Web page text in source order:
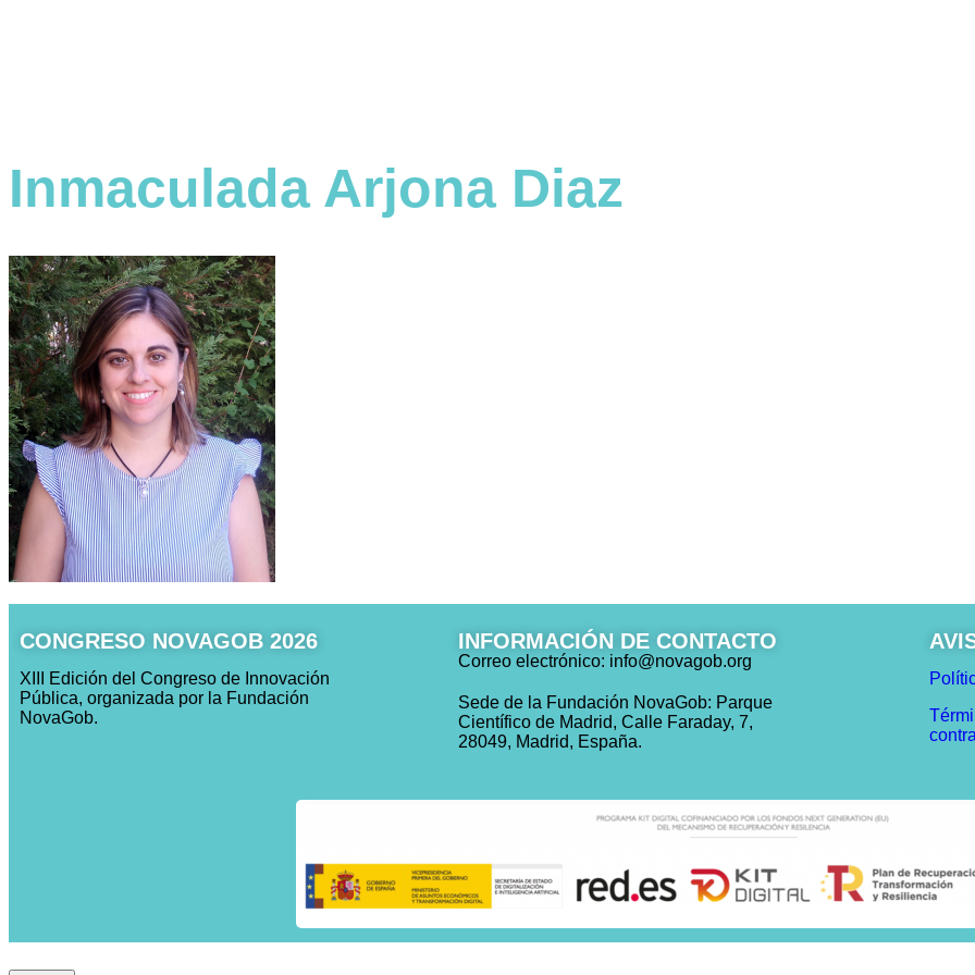
Inmaculada Arjona Diaz
CONGRESO NOVAGOB 2026
XIII Edición del Congreso de Innovación
Pública, organizada por la Fundación
NovaGob.
INFORMACIÓN DE CONTACTO
Correo electrónico: info@novagob.org
Sede de la Fundación NovaGob: Parque
Científico de Madrid, Calle Faraday, 7,
28049, Madrid, España.